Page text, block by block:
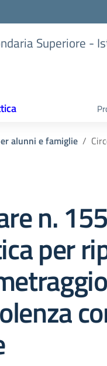
Superiore -
alunni e famiglie
n.
per